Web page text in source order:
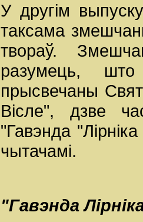
У другім
таксама
твораў.
разумець,
прысвечаны
Вісле", дзве
"Гавэнда
чытачамі.
"Гавэнда